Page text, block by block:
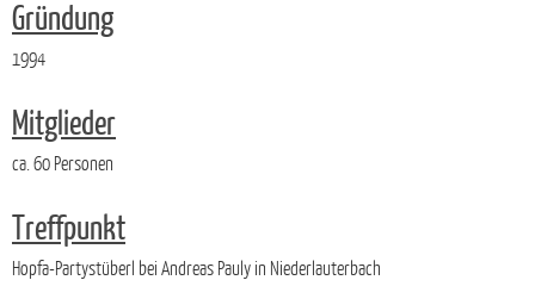
Gründung
1994
Mitglieder
ca. 60 Personen
Treffpunkt
Hopfa-Partystüberl bei Andreas Pauly in Niederlauterbach